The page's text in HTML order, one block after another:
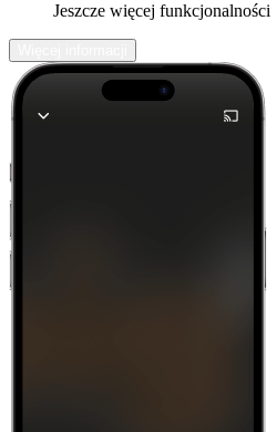
Jeszcze więcej funkcjonalności